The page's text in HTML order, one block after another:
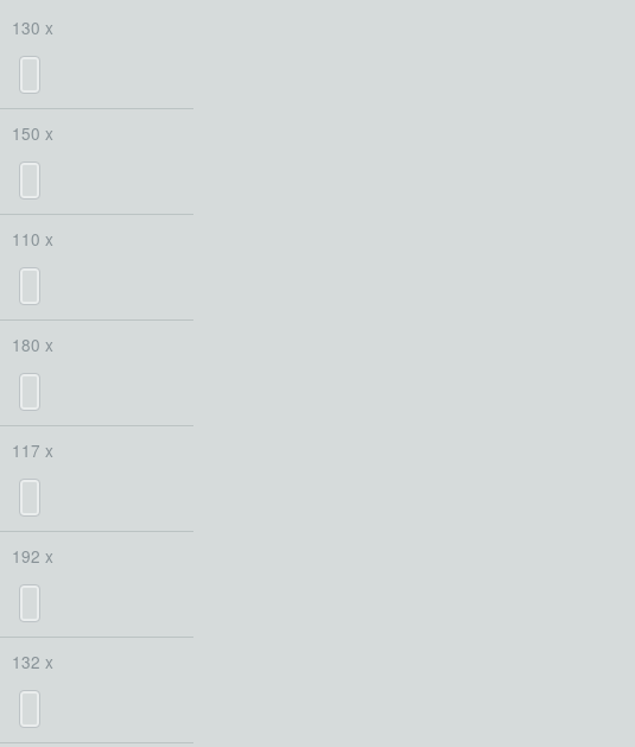
130 x
150 x
110 x
180 x
117 x
192 x
132 x